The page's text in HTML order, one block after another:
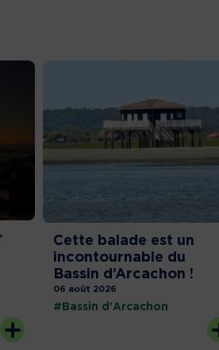
Cette balade est un
incontournable du
Bassin d’Arcachon !
06 août 2026
#Bassin d'Arcachon